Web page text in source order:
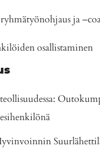
ja
osallistaminen